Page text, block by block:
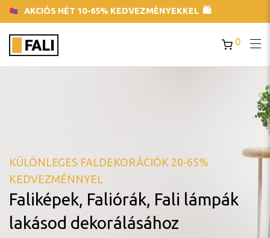
AKCIÓS HÉT 10-65% KEDVEZMÉNYEKKEL 🛍
0
KÜLÖNLEGES FALDEKORÁCIÓK 20-65%
KEDVEZMÉNNYEL
Faliképek, Faliórák, Fali lámpák
lakásod dekorálásához